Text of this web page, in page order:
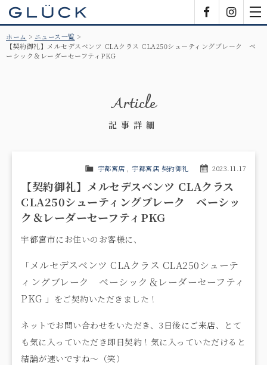
ホーム
ニュース一覧
【契約御礼】メルセデスベンツ CLAクラス CLA250シューティングブレーク ベ
ーシック＆レーダーセーフティPKG
Article
記事詳細
2023.11.17
宇都宮店 宇都宮店 契約御礼
【契約御礼】メルセデスベンツ CLAクラス
CLA250シューティングブレーク ベーシッ
ク＆レーダーセーフティPKG
宇都宮市にお住いのお客様に、
「メルセデスベンツ CLAクラス CLA250シューテ
ィングブレーク ベーシック＆レーダーセーフティ
PKG 」をご契約いただきました！
ネットでお問い合わせをいただき、3日後にご来店、とて
も気に入っていただき即日契約！気に入っていただけると
結論が速いですね～（笑）